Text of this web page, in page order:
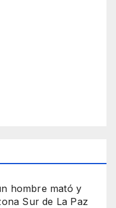
hombre mató y
Sur de La Paz